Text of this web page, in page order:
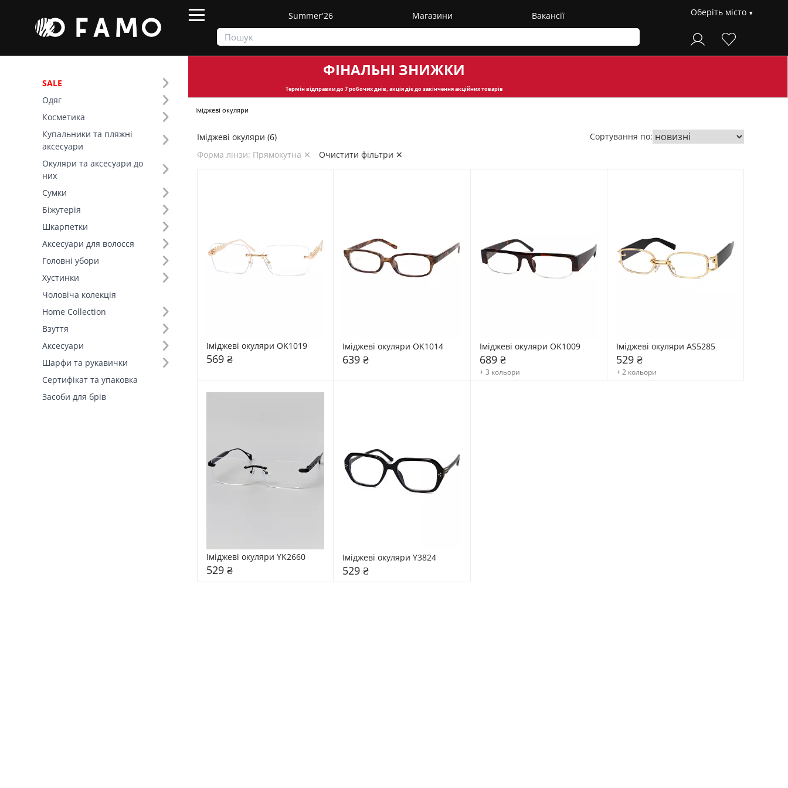
Summer'26 Магазини Вакансії Оберіть місто
SALE
Одяг
Косметика
Купальники та пляжні
аксесуари
Окуляри та аксесуари до
них
Сумки
Біжутерія
Шкарпетки
Аксесуари для волосся
Головні убори
Хустинки
Чоловіча колекція
Home Collection
Взуття
Аксесуари
Шарфи та рукавички
Сертифікат та упаковка
Засоби для брів
ФІНАЛЬНІ ЗНИЖКИ
Термін відправкидо 7 робочих днів, акція діє до закінчення акційних товарів
Окуляри та аксесуари до них Іміджеві окуляри
Фільтр
Ціна
Основной цвет (3)
Поляризація (1)
Форма лінзи (6)
Тип оправи (3)
Іміджеві окуляри (6)
Форма лінзи: Прямокутна ✕
Очистити фільтри ✕
Сортування по:
Іміджеві окуляри OK1019
569 ₴
Іміджеві окуляри OK1014
639 ₴
Іміджеві окуляри OK1009
689 ₴
+ 3 кольори
Іміджеві окуляри AS5285
529 ₴
+ 2 кольори
Іміджеві окуляри YK2660
529 ₴
Іміджеві окуляри Y3824
529 ₴